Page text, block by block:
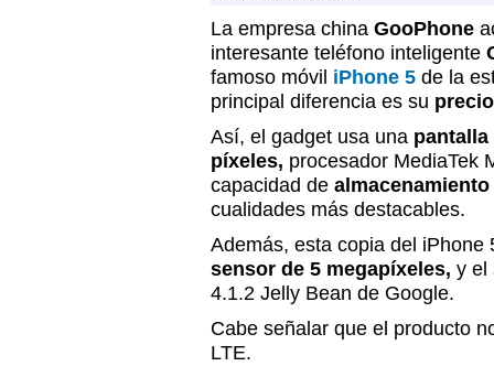
La empresa china GooPhone
interesante teléfono inteligente
famoso móvil iPhone 5 de la
principal diferencia es su
Así, el gadget usa una pantalla
píxeles, procesador MediaTek
capacidad de
cualidades más destacables.
Además, esta copia del iPhone
sensor de 5 megapíxeles, y el
4.1.2 Jelly Bean de Google.
Cabe señalar que el producto
LTE.